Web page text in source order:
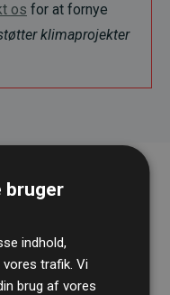
os for at fornye
klimaprojekter
bruger
indhold,
trafik. Vi
brug af vores